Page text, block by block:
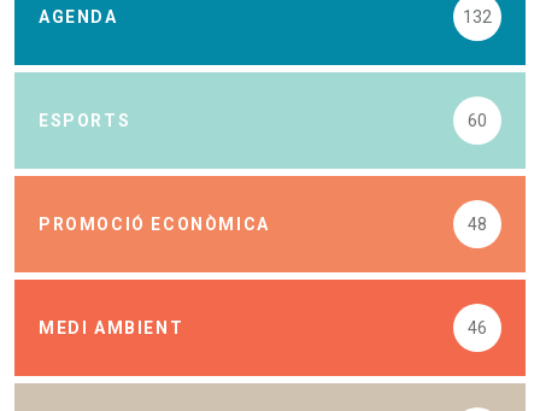
AGENDA 132
ESPORTS 60
PROMOCIÓ ECONÒMICA 48
MEDI AMBIENT 46